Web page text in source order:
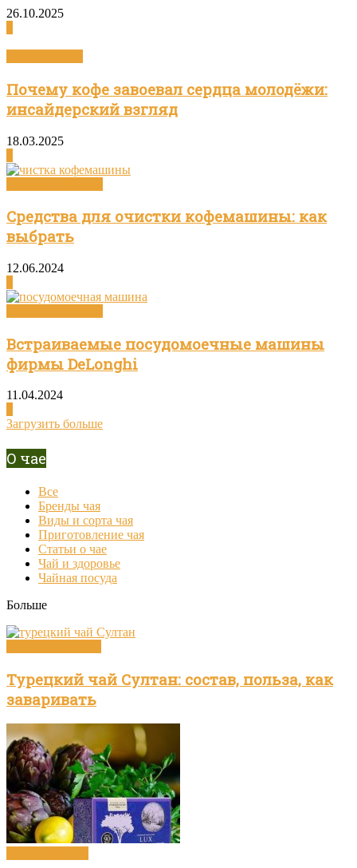
26.10.2025
Почему кофе завоевал сердца молодёжи:
инсайдерский взгляд
18.03.2025
Средства для очистки кофемашины: как
выбрать
12.06.2024
Встраиваемые посудомоечные машины
фирмы DeLonghi
11.04.2024
Загрузить больше
О чае
Все
Бренды чая
Виды и сорта чая
Приготовление чая
Статьи о чае
Чай и здоровье
Чайная посуда
Больше
Турецкий чай Султан: состав, польза, как
заваривать